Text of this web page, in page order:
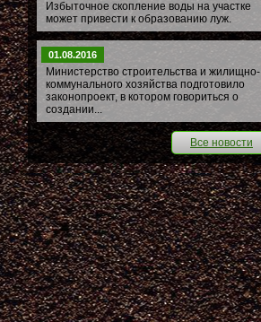
Избыточное скопление воды на участке
может привести к образованию луж.
01.08.2016
Министерство строительства и жилищно-
коммунального хозяйства подготовило
законопроект, в котором говориться о
создании...
Все новости